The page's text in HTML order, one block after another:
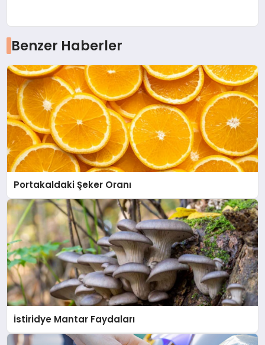
Benzer Haberler
Portakaldaki Şeker Oranı
İstiridye Mantar Faydaları